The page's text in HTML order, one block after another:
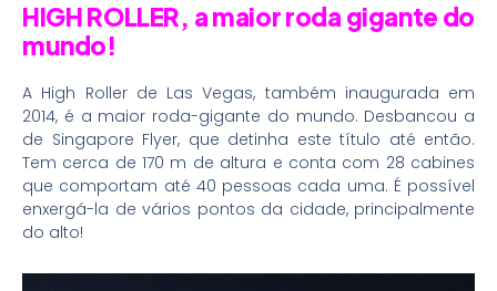
HIGH ROLLER, a maior roda gigante do
mundo!
A High Roller de Las Vegas, também inaugurada em
2014, é a maior roda-gigante do mundo. Desbancou a
de Singapore Flyer, que detinha este título até então.
Tem cerca de 170 m de altura e conta com 28 cabines
que comportam até 40 pessoas cada uma. É possível
enxergá-la de vários pontos da cidade, principalmente
do alto!